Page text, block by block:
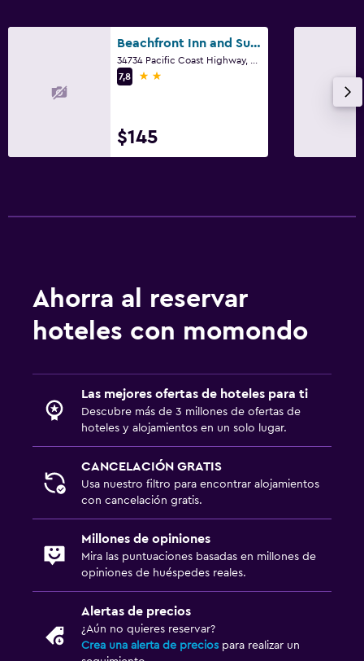
Beachfront Inn and Suites at Dana Point
7,8
2 estrellas
$145
Ahorra al reservar
hoteles con momondo
Las mejores ofertas de hoteles para ti
Descubre más de 3 millones de ofertas de
hoteles y alojamientos en un solo lugar.
CANCELACIÓN GRATIS
Usa nuestro filtro para encontrar alojamientos
con cancelación gratis.
Millones de opiniones
Mira las puntuaciones basadas en millones de
opiniones de huéspedes reales.
Alertas de precios
¿Aún no quieres reservar?
Crea una alerta de precios para realizar un